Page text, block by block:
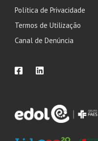
Política de Privacidade
Termos de Utilização
Canal de Denúncia